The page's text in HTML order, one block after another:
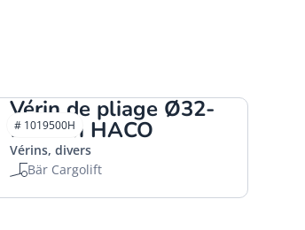
Vérin de pliage Ø32-
130mm HACO
Vérins, divers
Bär Cargolift
# 1019500H